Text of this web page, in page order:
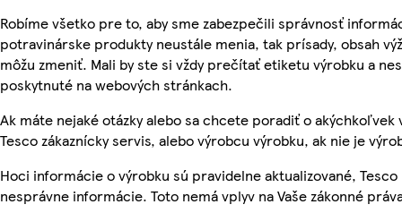
Robíme všetko pre to, aby sme zabezpečili správnosť
potravinárske produkty neustále menia, tak prísady, obsah
môžu zmeniť. Mali by ste si vždy prečítať etiketu výrobku a
poskytnuté na webových stránkach.
Ak máte nejaké otázky alebo sa chcete poradiť o akýchkoľvek
Tesco zákaznícky servis, alebo výrobcu výrobku, ak nie je
Hoci informácie o výrobku sú pravidelne aktualizované,
nesprávne informácie. Toto nemá vplyv na Vaše zákonné